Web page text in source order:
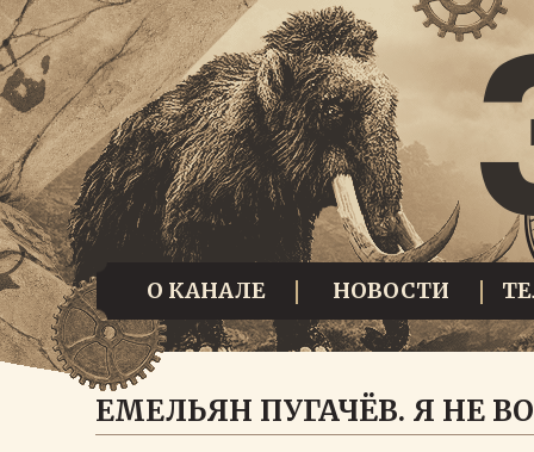
О КАНАЛЕ НОВОСТИ
ЕМЕЛЬЯН ПУГАЧЁВ. Я НЕ